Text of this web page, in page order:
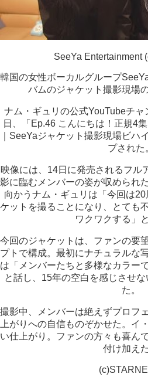
SeeYa Entertainment
韓国の女性ボーカルグループ
バムのジャケット撮影現場
ナム・ギュリの公式YouTubeチ
日、「Ep.46 こんにちは！正規4
｜SeeYaジャケット撮影現場ビハ
プされた
映像には、14日に発売されるフル
影に臨むメンバーの姿が収められ
向かうナム・ギュリは「今回は
ケットを撮ることになり、とても
ワクワクする」
今回のジャケットは、ファンの要
プトで構成。最初にナチュラルな
は「メンバーたちと多様なカラー
と話し、15年の空白を感じさせ
た。
撮影中、メンバーは絶えずプロフ
上がりへの自信ものぞかせた。イ
い仕上がり。ファンの方々も喜ん
付け加えた